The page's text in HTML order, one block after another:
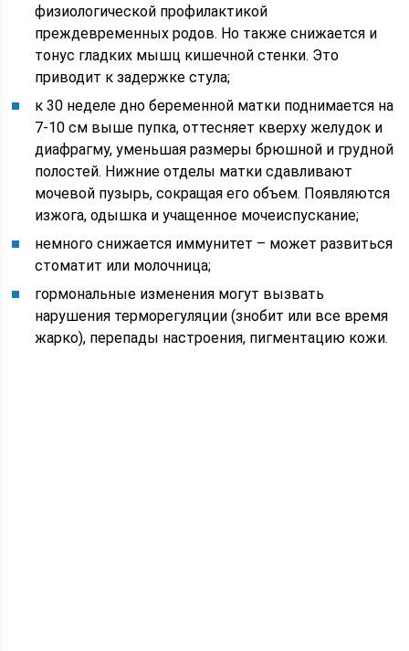
физиологической профилактикой
преждевременных родов. Но также снижается и
тонус гладких мышц кишечной стенки. Это
приводит к задержке стула;
к 30 неделе дно беременной матки поднимается на
7-10 см выше пупка, оттесняет кверху желудок и
диафрагму, уменьшая размеры брюшной и грудной
полостей. Нижние отделы матки сдавливают
мочевой пузырь, сокращая его объем. Появляются
изжога, одышка и учащенное мочеиспускание;
немного снижается иммунитет – может развиться
стоматит или молочница;
гормональные изменения могут вызвать
нарушения терморегуляции (знобит или все время
жарко), перепады настроения, пигментацию кожи.